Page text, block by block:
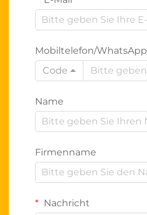
Mobiltelefon/WhatsApp
Code
Name
Firmenname
Nachricht